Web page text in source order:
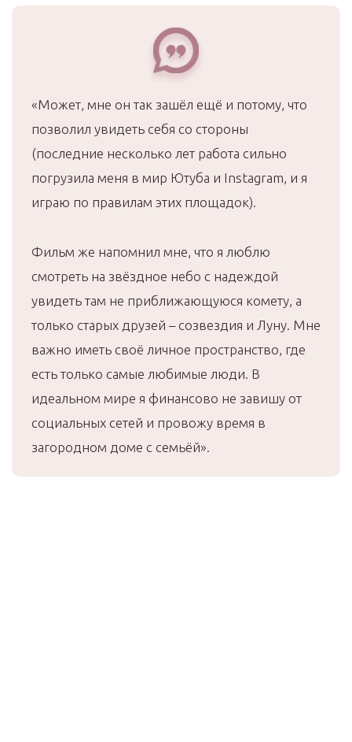
«Может, мне он так зашёл ещё и потому, что
позволил увидеть себя со стороны
(последние несколько лет работа сильно
погрузила меня в мир Ютуба и Instagram, и я
играю по правилам этих площадок).
Фильм же напомнил мне, что я люблю
смотреть на звёздное небо с надеждой
увидеть там не приближающуюся комету, а
только старых друзей – созвездия и Луну. Мне
важно иметь своё личное пространство, где
есть только самые любимые люди. В
идеальном мире я финансово не завишу от
социальных сетей и провожу время в
загородном доме с семьёй».